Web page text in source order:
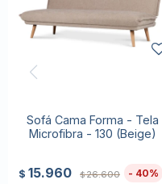
Sofá Cama Forma - Tela
Microfibra - 130 (Beige)
$ 15.960 $26.600 40